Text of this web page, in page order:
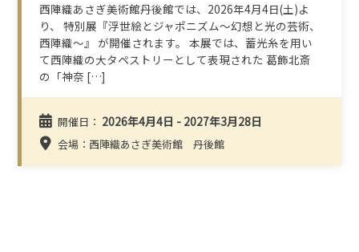
西陣織あさぎ美術館丹後館では、2026年4月4日(土)よ
り、 特別展『浮世絵とジャポニズム～幻想と光の芸術、
西陣織～』 が開催されます。 本展では、蓄光糸を用い
て西陣織の大タペストリーとして表現された 葛飾北斎
の「神奈 […]
開催日： 2026年4月4日 - 2027年3月28日
会場：西陣織あさぎ美術館 丹後館